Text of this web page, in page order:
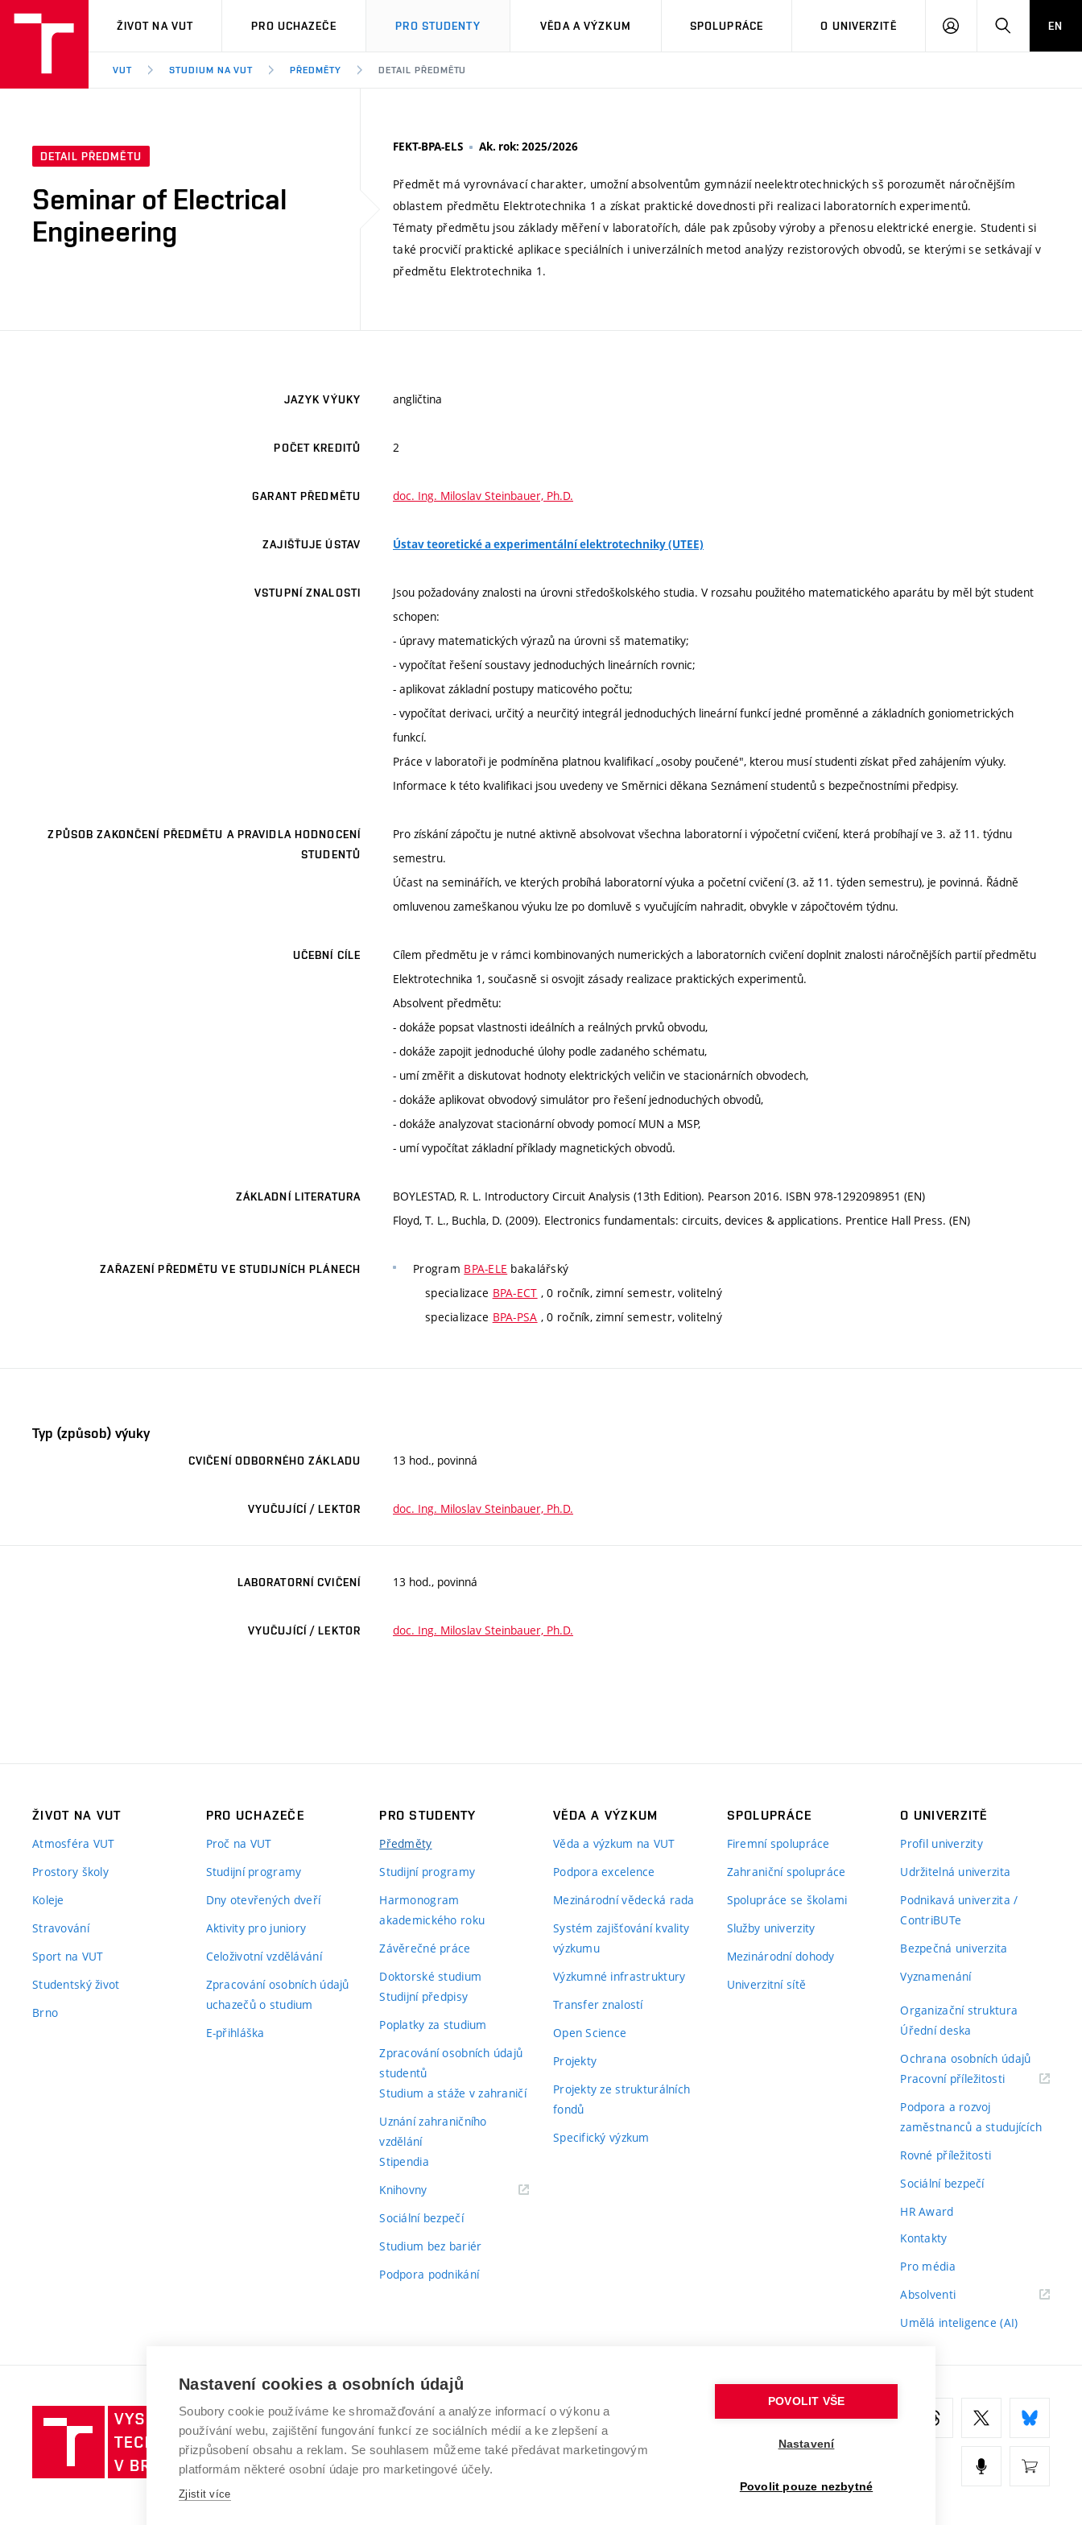
VUT
ŽIVOT NA VUT PRO UCHAZEČE PRO STUDENTY VĚDA A VÝZKUM SPOLUPRÁCE O UNIVERZITĚ
PŘIHLÁSIT HLEDATEN
VUT STUDIUM NA VUT PŘEDMĚTY DETAIL PŘEDMĚTU
DETAIL PŘEDMĚTU
Seminar of Electrical
Engineering
FEKT-BPA-ELS Ak. rok: 2025/2026
Předmět má vyrovnávací charakter, umožní absolventům gymnázií neelektrotechnických sš porozumět náročnějším
oblastem předmětu Elektrotechnika 1 a získat praktické dovednosti při realizaci laboratorních experimentů.
Tématy předmětu jsou základy měření v laboratořích, dále pak způsoby výroby a přenosu elektrické energie. Studenti si
také procvičí praktické aplikace speciálních i univerzálních metod analýzy rezistorových obvodů, se kterými se setkávají v
předmětu Elektrotechnika 1.
JAZYK VÝUKY angličtina
POČET KREDITŮ 2
GARANT PŘEDMĚTU doc. Ing. Miloslav Steinbauer, Ph.D.
ZAJIŠŤUJE ÚSTAV Ústav teoretické a experimentální elektrotechniky (UTEE)
VSTUPNÍ ZNALOSTI
Jsou požadovány znalosti na úrovni středoškolského studia. V rozsahu použitého matematického aparátu by měl být student
schopen:
- úpravy matematických výrazů na úrovni sš matematiky;
- vypočítat řešení soustavy jednoduchých lineárních rovnic;
- aplikovat základní postupy maticového počtu;
- vypočítat derivaci, určitý a neurčitý integrál jednoduchých lineární funkcí jedné proměnné a základních goniometrických
funkcí.
Práce v laboratoři je podmíněna platnou kvalifikací „osoby poučené", kterou musí studenti získat před zahájením výuky.
Informace k této kvalifikaci jsou uvedeny ve Směrnici děkana Seznámení studentů s bezpečnostními předpisy.
ZPŮSOB ZAKONČENÍ PŘEDMĚTU A PRAVIDLA HODNOCENÍ
STUDENTŮ
Pro získání zápočtu je nutné aktivně absolvovat všechna laboratorní i výpočetní cvičení, která probíhají ve 3. až 11. týdnu
semestru.
Účast na seminářích, ve kterých probíhá laboratorní výuka a početní cvičení (3. až 11. týden semestru), je povinná. Řádně
omluvenou zameškanou výuku lze po domluvě s vyučujícím nahradit, obvykle v zápočtovém týdnu.
UČEBNÍ CÍLE
Cílem předmětu je v rámci kombinovaných numerických a laboratorních cvičení doplnit znalosti náročnějších partií předmětu
Elektrotechnika 1, současně si osvojit zásady realizace praktických experimentů.
Absolvent předmětu:
- dokáže popsat vlastnosti ideálních a reálných prvků obvodu,
- dokáže zapojit jednoduché úlohy podle zadaného schématu,
- umí změřit a diskutovat hodnoty elektrických veličin ve stacionárních obvodech,
- dokáže aplikovat obvodový simulátor pro řešení jednoduchých obvodů,
- dokáže analyzovat stacionární obvody pomocí MUN a MSP,
- umí vypočítat základní příklady magnetických obvodů.
ZÁKLADNÍ LITERATURA
BOYLESTAD, R. L. Introductory Circuit Analysis (13th Edition). Pearson 2016. ISBN 978-1292098951 (EN)
Floyd, T. L., Buchla, D. (2009). Electronics fundamentals: circuits, devices & applications. Prentice Hall Press. (EN)
ZAŘAZENÍ PŘEDMĚTU VE STUDIJNÍCH PLÁNECH Program BPA-ELE bakalářský
specializace BPA-ECT , 0 ročník, zimní semestr, volitelný
specializace BPA-PSA , 0 ročník, zimní semestr, volitelný
Typ (způsob) výuky
CVIČENÍ ODBORNÉHO ZÁKLADU 13 hod., povinná
VYUČUJÍCÍ / LEKTOR doc. Ing. Miloslav Steinbauer, Ph.D.
LABORATORNÍ CVIČENÍ 13 hod., povinná
VYUČUJÍCÍ / LEKTOR doc. Ing. Miloslav Steinbauer, Ph.D.
ŽIVOT NA VUT
Atmosféra VUT
Prostory školy
Koleje
Stravování
Sport na VUT
Studentský život
Brno
PRO UCHAZEČE
Proč na VUT
Studijní programy
Dny otevřených dveří
Aktivity pro juniory
Celoživotní vzdělávání
Zpracování osobních údajů
uchazečů o studium
E-přihláška
PRO STUDENTY
Předměty
Studijní programy
Harmonogram
akademického roku
Závěrečné práce
Doktorské studium
Studijní předpisy
Poplatky za studium
Zpracování osobních údajů
studentů
Studium a stáže v zahraničí
Uznání zahraničního
vzdělání
Stipendia
Knihovny(externí
Sociální bezpečí
Studium bez bariér
Podpora podnikání
VĚDA A VÝZKUM
Věda a výzkum na VUT
Podpora excelence
Mezinárodní vědecká rada
Systém zajišťování kvality
výzkumu
Výzkumné infrastruktury
Transfer znalostí
Open Science
Projekty
Projekty ze strukturálních
fondů
Specifický výzkum
SPOLUPRÁCE
Firemní spolupráce
Zahraniční spolupráce
Spolupráce se školami
Služby univerzity
Mezinárodní dohody
Univerzitní sítě
O UNIVERZITĚ
Profil univerzity
Udržitelná univerzita
Podnikavá univerzita /
ContriBUTe
Bezpečná univerzita
Vyznamenání
Organizační struktura
Úřední deska
Ochrana osobních údajů
Pracovní příležitosti(externí
Podpora a rozvoj
zaměstnanců a studujících
Rovné příležitosti
Sociální bezpečí
HR Award
Kontakty
Pro média
Absolventi(externí
Umělá inteligence (AI)
Vysoké
učení
technické
v
VYSOKÉ UČENÍ TECHNICKÉ V BRNĚ
Antonínská 548/1
602 00 Brno
www.vut.cz
Nastavení cookies a osobních údajů
Soubory cookie používáme ke shromažďování a analýze informací o výkonu a
používání webu, zajištění fungování funkcí ze sociálních médií a ke zlepšení a
přizpůsobení obsahu a reklam. Se souhlasem můžeme také předávat marketingovým
platformám některé osobní údaje pro marketingové účely.
Zjistit více
POVOLIT VŠE
Nastavení
Povolit pouze nezbytné